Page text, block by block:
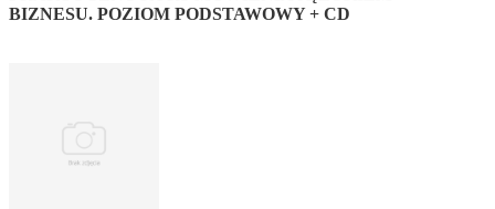
BIZNESU. POZIOM PODSTAWOWY + CD